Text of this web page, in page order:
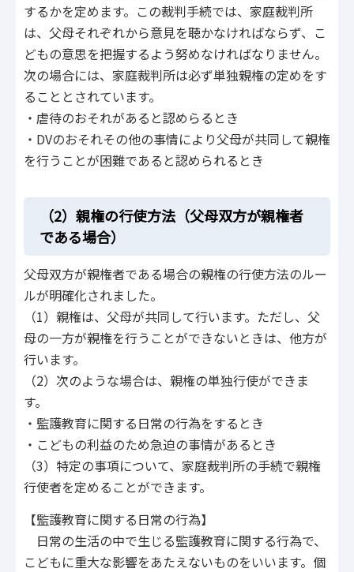
するかを定めます。この裁判手続では、家庭裁判所
は、父母それぞれから意見を聴かなければならず、こ
どもの意思を把握するよう努めなければなりません。
次の場合には、家庭裁判所は必ず単独親権の定めをす
ることとされています。
・虐待のおそれがあると認めらるとき
・DVのおそれその他の事情により父母が共同して親権
を行うことが困難であると認められるとき
（2）親権の行使方法（父母双方が親権者
である場合）
父母双方が親権者である場合の親権の行使方法のルー
ルが明確化されました。
（1）親権は、父母が共同して行います。ただし、父
母の一方が親権を行うことができないときは、他方が
行います。
（2）次のような場合は、親権の単独行使ができま
す。
・監護教育に関する日常の行為をするとき
・こどもの利益のため急迫の事情があるとき
（3）特定の事項について、家庭裁判所の手続で親権
行使者を定めることができます。
【監護教育に関する日常の行為】
日常の生活の中で生じる監護教育に関する行為で、
こどもに重大な影響をあたえないものをいいます。個